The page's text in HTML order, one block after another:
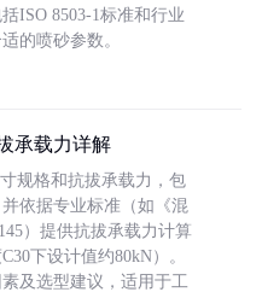
ISO 8503-1标准和行业
的喷砂参数。
承载力详解
规格和抗拔承载力，包
依据专业标准（如《混
）提供抗拔承载力计算
下设计值约80kN）。
及选型建议，适用于工